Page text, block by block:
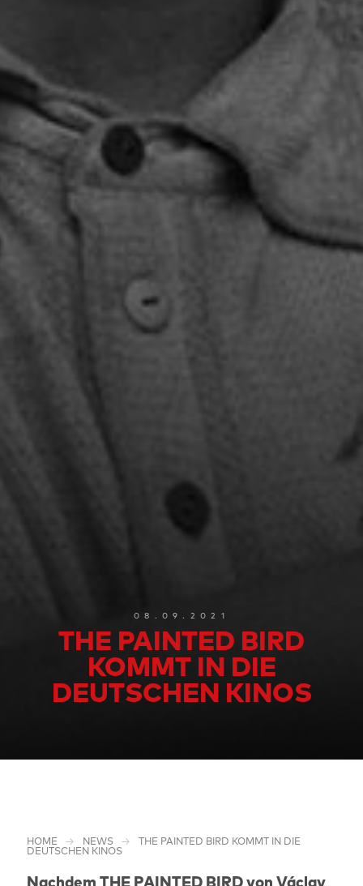
08.09.2021
THE PAINTED BIRD
KOMMT IN DIE
DEUTSCHEN KINOS
HOME NEWS
THE PAINTED BIRD KOMMT IN DIE
DEUTSCHEN KINOS
Nachdem THE PAINTED BIRD von Václav